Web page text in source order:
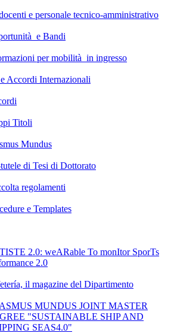
e personale tecnico-amministrativo
e Bandi
per mobilità in ingresso
Accordi Internazionali
Titoli
Mundus
di Tesi di Dottorato
regolamenti
e Templates
2.0: weARable To monItor SporTs
2.0
il magazine del Dipartimento
MUNDUS JOINT MASTER
"SUSTAINABLE SHIP AND
SEAS4.0"